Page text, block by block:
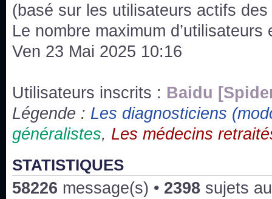
Bonne année 2019 !
Joyeux Noël !
Bonne année tout le monde !
Un peu de ménage, spams supprimés. Depuis
chaines françaises diffusent House, HD1 et
3x24 Human Error mais je suis pas sur
Bonjour j'aimerais que l'on m'aide à trouver un
(basé sur les utilisateurs actifs
Le nombre maximum
Ven 23 Mai 2025 10:16
Utilisateurs inscrits : Baidu
Légende : Les diagnosticiens
généralistes, Les médecins
STATISTIQUES
58226 message(s) • 2398 sujets